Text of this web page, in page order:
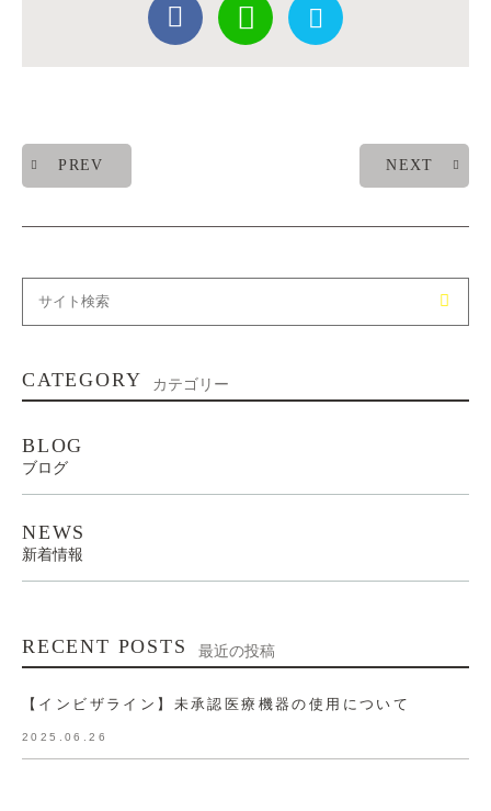
PREV NEXT
CATEGORY カテゴリー
BLOG
ブログ
NEWS
新着情報
RECENT POSTS 最近の投稿
【インビザライン】未承認医療機器の使用について
2025.06.26